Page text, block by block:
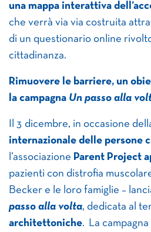
una mappa interattiva
che verrà via via costruita
di un questionario online
cittadinanza.
Rimuovere le barriere, un
la campagna Un passo alla
Il 3 dicembre, in occasione
internazionale delle persone
l’associazione Parent Project
pazienti con distrofia
Becker e le loro famiglie –
passo alla volta, dedicata al
architettoniche. La